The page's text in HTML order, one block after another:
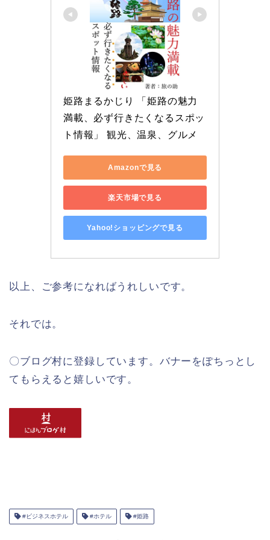
姫路まるかじり 「姫路の魅力
満載、必ず行きたくなるスポッ
ト情報」 観光、温泉、グルメ
Amazonで見る
楽天市場で見る
Yahoo!ショッピングで見る
以上、ご参考になればうれしいです。
それでは。
〇ブログ村に登録しています。バナーをぽちっとし
てもらえると嬉しいです。
#ビジネスホテル #ホテル #姫路